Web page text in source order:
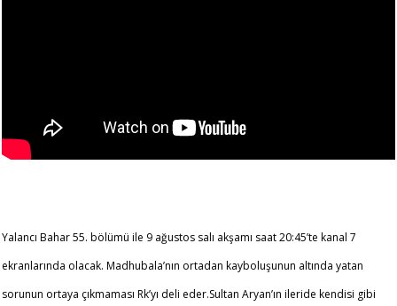
Yalancı Bahar 55. bölümü ile 9 ağustos salı akşamı saat 20:45’te kanal 7
ekranlarında olacak. Madhubala’nın ortadan kayboluşunun altında yatan
sorunun ortaya çıkmaması Rk’yı deli eder.Sultan Aryan’ın ileride kendisi gibi